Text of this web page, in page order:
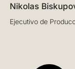
Nikolas
Ejecutivo de